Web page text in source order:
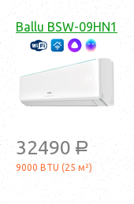
Ballu BSW-09HN1
32490 a
9000 BTU (25 м²)